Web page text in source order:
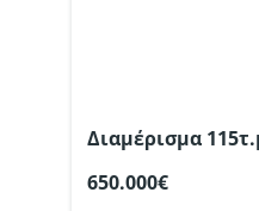
Διαμέρισμα
650.000€